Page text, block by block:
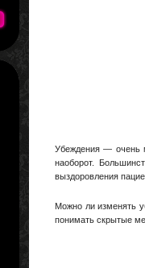
Убеждения — очень
наоборот.
выздоровления
Можно ли изменять
понимать скрытые